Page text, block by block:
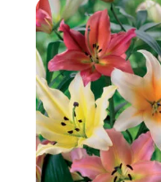
ogród bez
Sklep Botanikto nie
Odmiany różnych
orientalneczy
czekających na
upajające
Wybierz już dziś
następnie ciesz się